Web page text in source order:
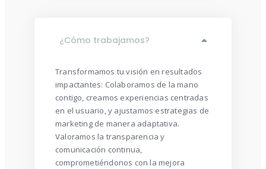
¿Cómo trabajamos?
Transformamos tu visión en resultados
impactantes: Colaboramos de la mano
contigo, creamos experiencias centradas
en el usuario, y ajustamos estrategias de
marketing de manera adaptativa.
Valoramos la transparencia y
comunicación continua,
comprometiéndonos con la mejora